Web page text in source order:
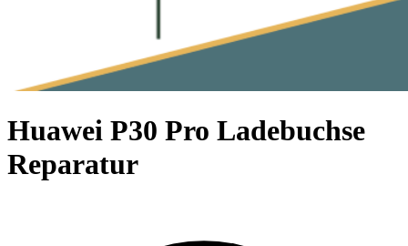
Huawei P30 Pro Ladebuchse
Reparatur